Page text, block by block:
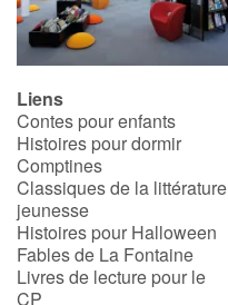
Liens
Contes pour enfants
Histoires pour dormir
Comptines
Classiques de la littérature
jeunesse
Histoires pour Halloween
Fables de La Fontaine
Livres de lecture pour le
CP